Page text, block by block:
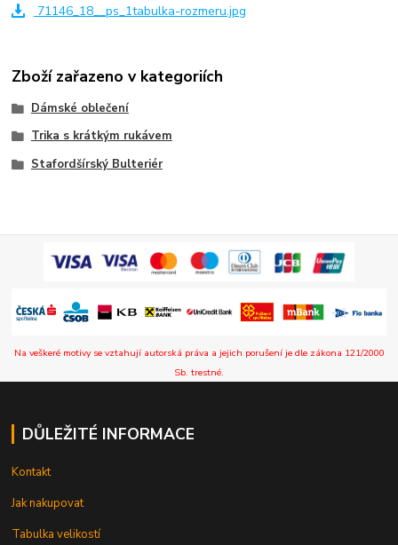
71146_18__ps_1tabulka-rozmeru.jpg
Zboží zařazeno v kategoriích
Dámské oblečení
Trika s krátkým rukávem
Stafordšírský Bulteriér
Na veškeré motivy se vztahují autorská práva a jejich porušení je dle zákona 121/2000
Sb. trestné.
DŮLEŽITÉ INFORMACE
Kontakt
Jak nakupovat
Tabulka velikostí